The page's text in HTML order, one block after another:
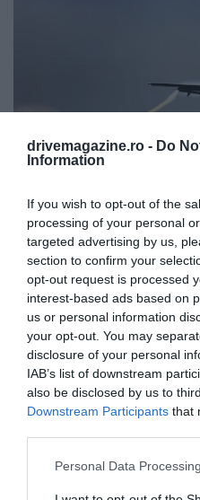
drivemagazine.ro - Do
Information
If you wish to opt-out of the
processing of your personal
targeted advertising by us,
section to confirm your
opt-out request is processed
interest-based ads based on
us or personal information
your opt-out. You may
disclosure of your personal
IAB’s list of downstream
also be disclosed by us to
Downstream Participants that
Please note that this website/
Personal Data
Pe TikTok s-a
care mulți l-au
de clar în a explica
temi că avionul se
atunci când există